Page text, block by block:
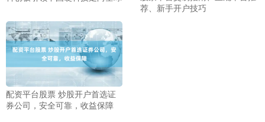
荐、新手开户技巧
配资平台股票 炒股开户首选证
券公司，安全可靠，收益保障